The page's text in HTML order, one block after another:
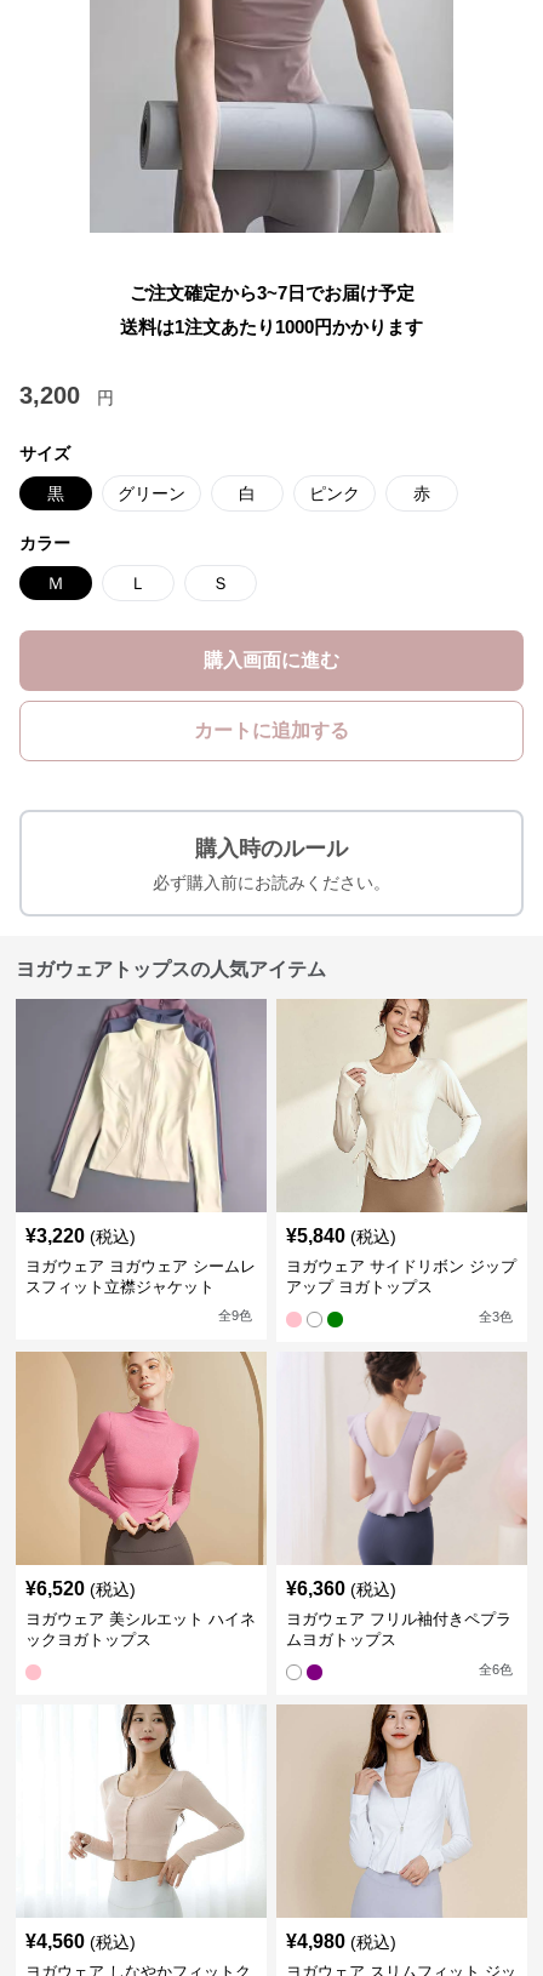
ご注文確定から3~7日でお届け予定
送料は1注文あたり 1000円かかります
3,200 円
サイズ
黒 グリーン 白 ピンク 赤
カラー
Ｍ Ｌ Ｓ
購入画面に進む
カートに追加する
購入時のルール
必ず購入前にお読みください。
ヨガウェアトップスの人気アイテム
¥3,220 (税込)
ヨガウェア ヨガウェア シームレ
スフィット立襟ジャケット
全9色
¥5,840 (税込)
ヨガウェア サイドリボン ジップ
アップ ヨガトップス
全3色
¥6,520 (税込)
ヨガウェア 美シルエット ハイネ
ックヨガトップス
¥6,360 (税込)
ヨガウェア フリル袖付きペプラ
ムヨガトップス
全6色
¥4,560 (税込)
ヨガウェア しなやかフィットク
¥4,980 (税込)
ヨガウェア スリムフィット ジッ